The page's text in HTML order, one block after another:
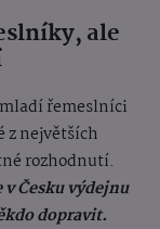
ale
řemeslníci
z největších
rozhodnutí.
Česku výdejnu
dopravit.